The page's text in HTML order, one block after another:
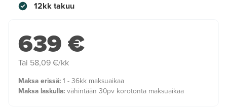
12kk takuu
639 €
Tai 58,09 €/kk
Maksa erissä: 1 - 36kk maksuaikaa
Maksa laskulla: vähintään 30pv korotonta maksuaikaa